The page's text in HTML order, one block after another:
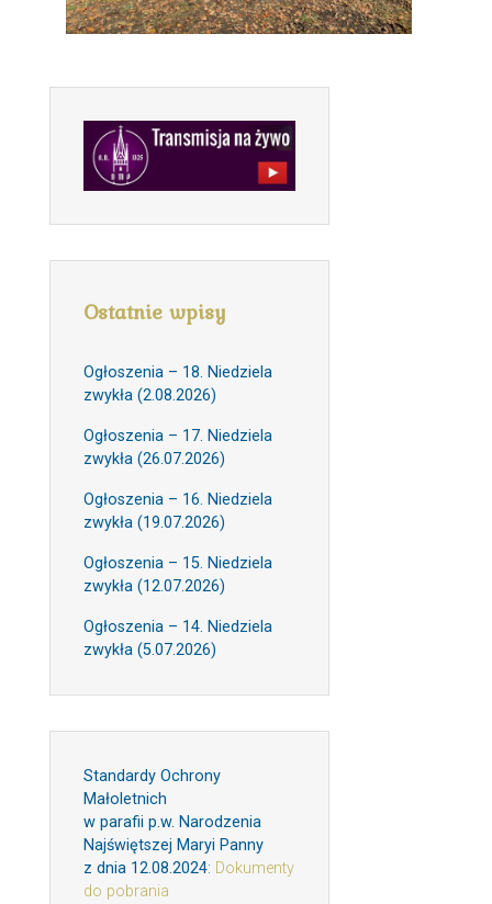
Ostatnie wpisy
Ogłoszenia – 18. Niedziela
zwykła (2.08.2026)
Ogłoszenia – 17. Niedziela
zwykła (26.07.2026)
Ogłoszenia – 16. Niedziela
zwykła (19.07.2026)
Ogłoszenia – 15. Niedziela
zwykła (12.07.2026)
Ogłoszenia – 14. Niedziela
zwykła (5.07.2026)
Standardy Ochrony
Małoletnich
w parafii p.w. Narodzenia
Najświętszej Maryi Panny
z dnia 12.08.2024: Dokumenty
do pobrania